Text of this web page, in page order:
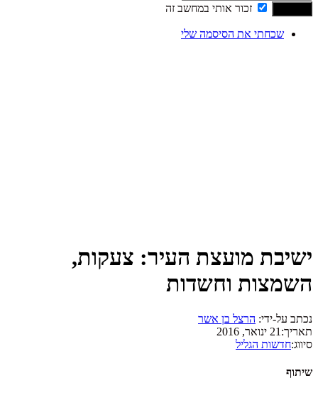
זכור אותי במחשב זה
שכחתי את הסיסמה שלי
ישיבת מועצת העיר: צעקות,
השמצות וחשדות
נכתב על-ידי: הרצל בן אשר
תאריך: 21 ינואר, 2016
סיווג:חדשות הגליל
שיתוף